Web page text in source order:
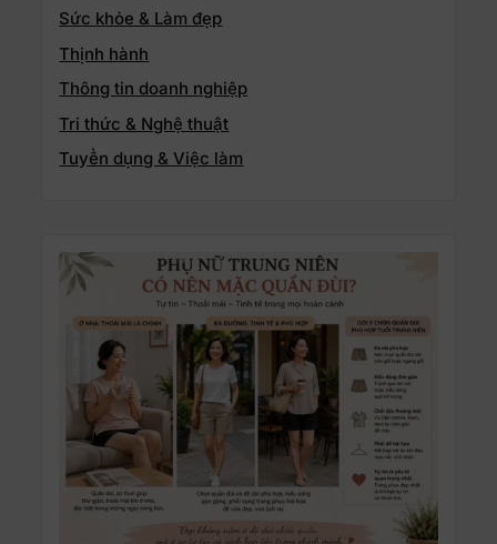
Sức khỏe & Làm đẹp
Thịnh hành
Thông tin doanh nghiệp
Tri thức & Nghệ thuật
Tuyển dụng & Việc làm